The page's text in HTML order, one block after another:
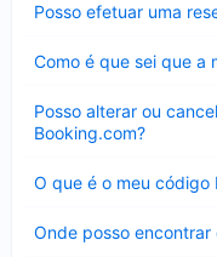
Posso efetuar uma
fechado
Como é que sei que a
fechado
Posso alterar ou
Booking.com?
fechado
O que é o meu código
fechado
Onde posso
fechado